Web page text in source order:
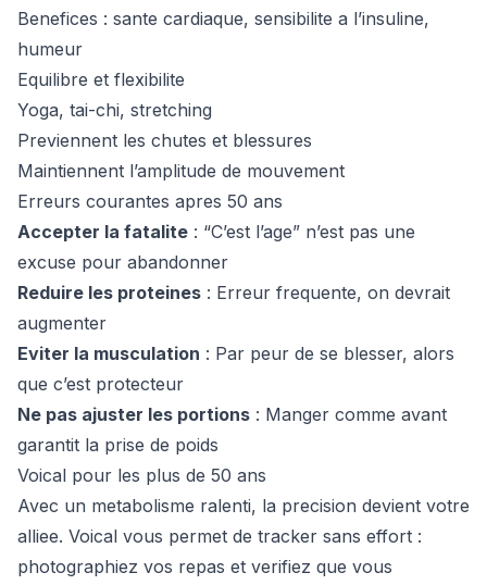
Benefices : sante cardiaque, sensibilite a l’insuline,
humeur
Equilibre et flexibilite
Yoga, tai-chi, stretching
Previennent les chutes et blessures
Maintiennent l’amplitude de mouvement
Erreurs courantes apres 50 ans
Accepter la fatalite : “C’est l’age” n’est pas une
excuse pour abandonner
Reduire les proteines : Erreur frequente, on devrait
augmenter
Eviter la musculation : Par peur de se blesser, alors
que c’est protecteur
Ne pas ajuster les portions : Manger comme avant
garantit la prise de poids
Voical pour les plus de 50 ans
Avec un metabolisme ralenti, la precision devient votre
alliee. Voical vous permet de tracker sans effort :
photographiez vos repas et verifiez que vous